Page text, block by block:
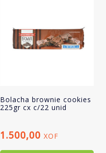
Bolacha brownie cookies
225gr cx c/22 unid
1.500,00XOF